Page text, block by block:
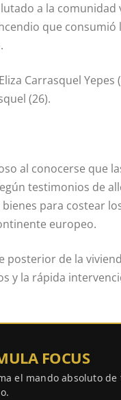
a la comunidad
que consumió
Carrasquel
(26).
al conocerse que
testimonios de
para costear
europeo.
de la
y la rápida
FOCUS
el mando absoluto de